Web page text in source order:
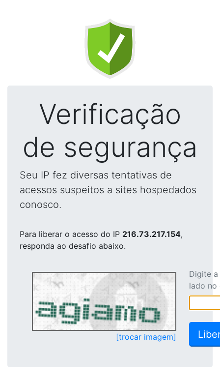
Verificação
de segurança
Seu IP fez diversas tentativas de
acessos suspeitos a sites hospedados
conosco.
Para liberar o acesso do IP 216.73.217.154,
responda ao desafio abaixo.
[trocar imagem]
Digite
lado no